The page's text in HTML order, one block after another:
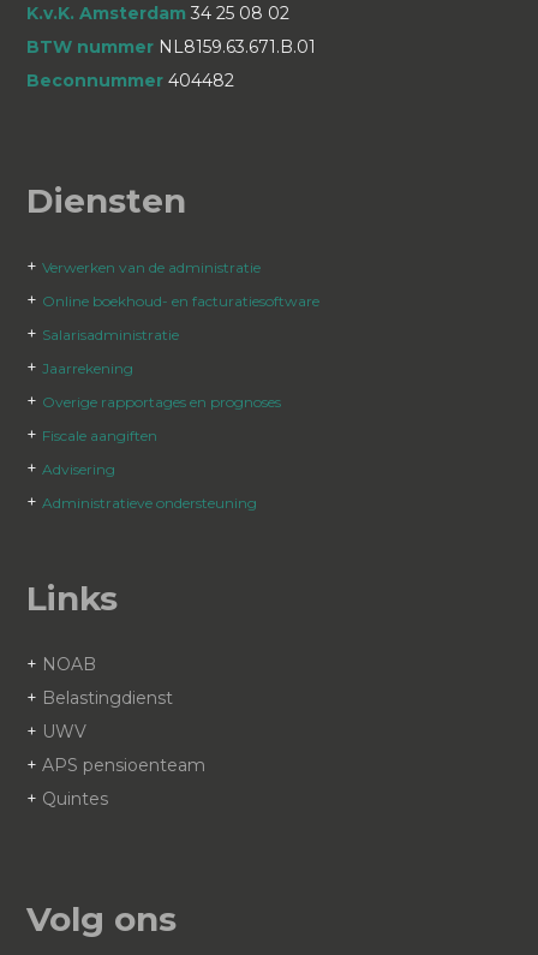
K.v.K. Amsterdam 34 25 08 02
BTW nummer NL8159.63.671.B.01
Beconnummer 404482
Diensten
+Verwerken van de administratie
+ Online boekhoud- en facturatiesoftware
+ Salarisadministratie
+Jaarrekening
+ Overige rapportages en prognoses
+ Fiscale aangiften
+Advisering
+Administratieve ondersteuning
Links
+ NOAB
+ Belastingdienst
+ UWV
+APS pensioenteam
+ Quintes
Volg ons